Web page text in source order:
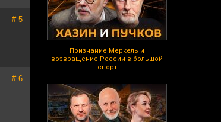
Признание Меркель и
возвращение России в большой
спорт
# 5
# 6